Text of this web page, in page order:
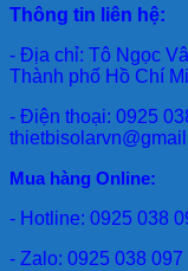
Thông tin liên hệ:
- Địa chỉ: Tô Ngọc
Thành phố Hồ Chí
- Điện thoại: 0925
Mua hàng Online:
- Hotline: 0925 038
- Zalo: 0925 038 097